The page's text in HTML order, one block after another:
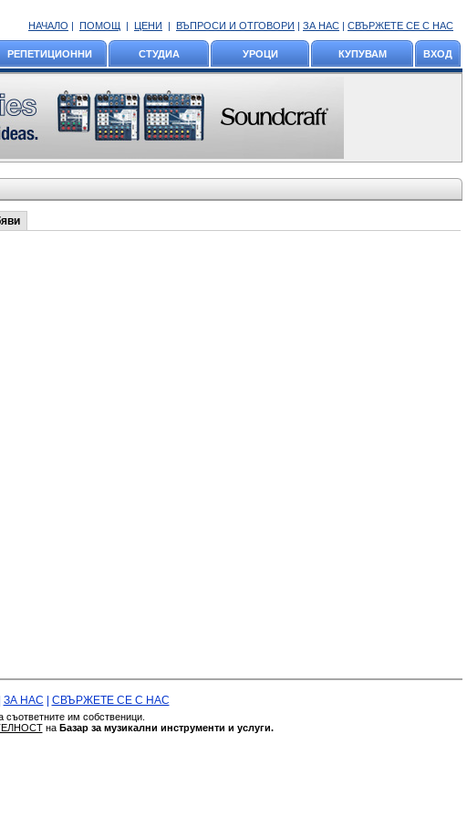
НАЧАЛО | ПОМОЩ | ЦЕНИ | ВЪПРОСИ И ОТГОВОРИ | ЗА НАС | СВЪРЖЕТЕ СЕ С НАС
РЕПЕТИЦИОННИ СТУДИА УРОЦИ КУПУВАМ ВХОД
ЗА НАС СВЪРЖЕТЕ СЕ С НАС
им собственици.
на Базар за музикални инструменти и услуги.